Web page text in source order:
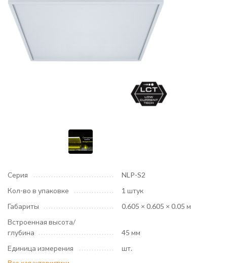
Серия
NLP-S2
Кол-во в упаковке
1 штук
Габариты
0.605 × 0.605 × 0.05 м
Встроенная высота/
глубина
45 мм
Единица измерения
шт.